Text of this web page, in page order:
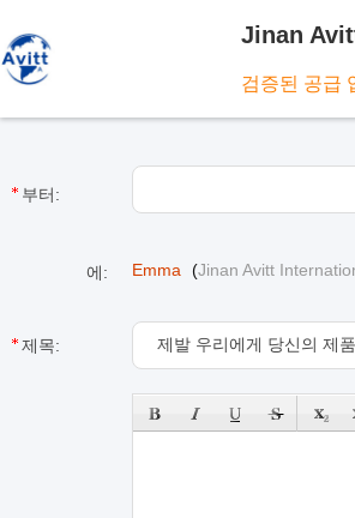
Jinan
검증된 공급
부터:
에: Emma (Jinan Avitt
제목: